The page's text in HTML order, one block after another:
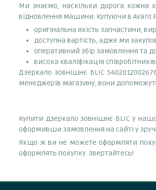
Ми знаємо, наскільки дорога кожна
відновлення машини. Купуючи в
оригінальна якість запчастини,
доступна вартість, адже ми
оперативний збір замовлення та
висока кваліфікація
Дзеркало зовнішнє BLIC
менеджерів магазину, вони
Купити дзеркало зовнішнє BLIC у
оформивши замовлення на сайті у
Якщо ж ви не можете оформляти
оформлять покупку. Звертайтесь!